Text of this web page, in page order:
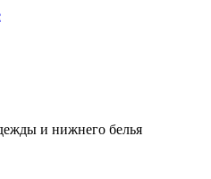
и нижнего белья